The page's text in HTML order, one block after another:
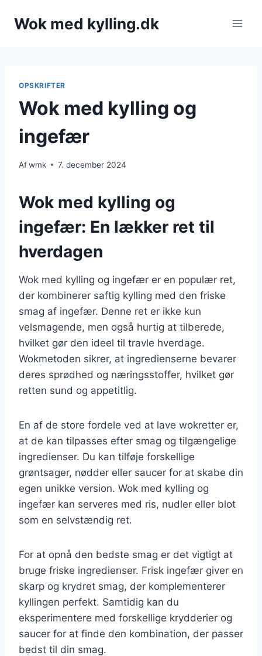
Wok med kylling.dk
OPSKRIFTER
Wok med kylling og
ingefær
Afwmk 7. december 2024
Wok med kylling og
ingefær: En lækker ret til
hverdagen
Wok med kylling og ingefær er en populær ret,
der kombinerer saftig kylling med den friske
smag af ingefær. Denne ret er ikke kun
velsmagende, men også hurtig at tilberede,
hvilket gør den ideel til travle hverdage.
Wokmetoden sikrer, at ingredienserne bevarer
deres sprødhed og næringsstoffer, hvilket gør
retten sund og appetitlig.
En af de store fordele ved at lave wokretter er,
at de kan tilpasses efter smag og tilgængelige
ingredienser. Du kan tilføje forskellige
grøntsager, nødder eller saucer for at skabe din
egen unikke version. Wok med kylling og
ingefær kan serveres med ris, nudler eller blot
som en selvstændig ret.
For at opnå den bedste smag er det vigtigt at
bruge friske ingredienser. Frisk ingefær giver en
skarp og krydret smag, der komplementerer
kyllingen perfekt. Samtidig kan du
eksperimentere med forskellige krydderier og
saucer for at finde den kombination, der passer
bedst til din smag.